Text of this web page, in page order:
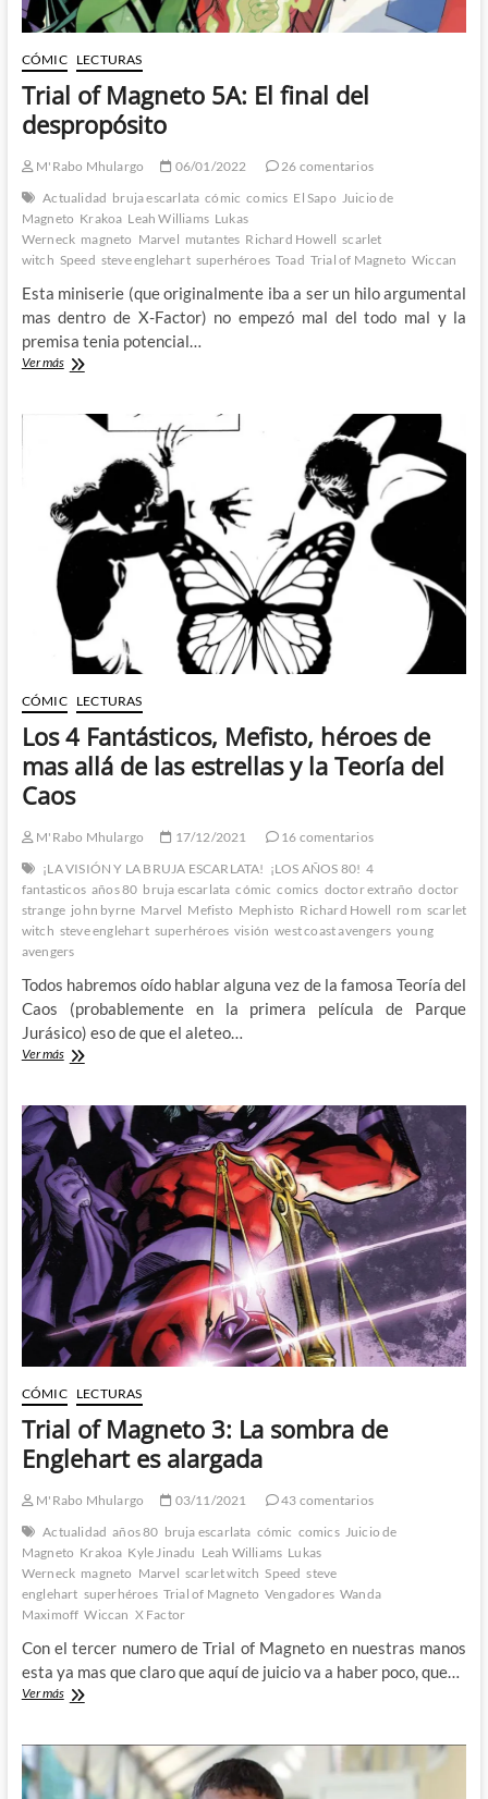
CÓMIC LECTURAS
Trial of Magneto 5A: El final del
despropósito
M'Rabo Mhulargo 06/01/2022
26 comentarios
Actualidad bruja escarlata cómic comics El Sapo Juicio de
Magneto Krakoa Leah Williams Lukas
Werneck magneto Marvel mutantes Richard Howell scarlet
witch Speed steve englehart superhéroes Toad Trial of Magneto Wiccan
Esta miniserie (que originalmente iba a ser un hilo argumental
mas dentro de X-Factor) no empezó mal del todo mal y la
premisa tenia potencial…
Ver másTrial
despropósito
CÓMIC LECTURAS
Los 4 Fantásticos, Mefisto, héroes de
mas allá de las estrellas y la Teoría del
Caos
M'Rabo Mhulargo 17/12/2021
16 comentarios
¡LA VISIÓN Y LA BRUJA ESCARLATA! ¡LOS AÑOS 80! 4
fantasticos años 80 bruja escarlata cómic comics doctor extraño doctor
strange john byrne Marvel Mefisto Mephisto Richard Howell rom scarlet
witch steve englehart superhéroes visión west coast avengers young
avengers
Todos habremos oído hablar alguna vez de la famosa Teoría del
Caos (probablemente en la primera película de Parque
Jurásico) eso de que el aleteo…
Ver másLos
Mefisto,
héroes
de
mas
allá
de
las
estrellas
Teoría
del
Caos
CÓMIC LECTURAS
Trial of Magneto 3: La sombra de
Englehart es alargada
M'Rabo Mhulargo 03/11/2021
43 comentarios
Actualidad años 80 bruja escarlata cómic comics Juicio de
Magneto Krakoa Kyle Jinadu Leah Williams Lukas
Werneck magneto Marvel scarlet witch Speed steve
englehart superhéroes Trial of Magneto Vengadores Wanda
Maximoff Wiccan X Factor
Con el tercer numero de Trial of Magneto en nuestras manos
esta ya mas que claro que aquí de juicio va a haber poco, que…
Ver másTrial
3:
La
sombra